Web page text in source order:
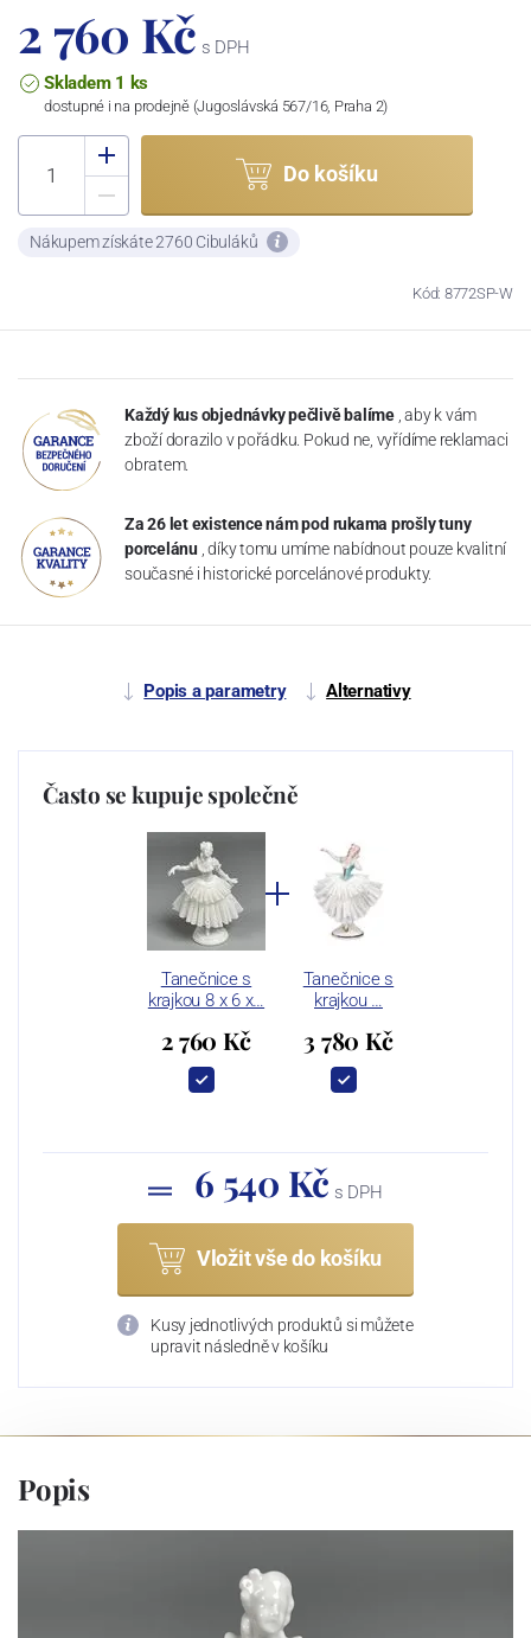
2 760 Kč s DPH
Skladem 1 ks
dostupné i na prodejně (Jugoslávská 567/16, Praha 2)
Do košíku
Nákupem získáte 2760 Cibuláků
Kód: 8772SP-W
Každý kus objednávky pečlivě balíme , aby k vám
zboží dorazilo v pořádku. Pokud ne, vyřídíme reklamaci
obratem.
Za 26 let existence nám pod rukama prošly tuny
porcelánu , díky tomu umíme nabídnout pouze kvalitní
současné i historické porcelánové produkty.
Popis a parametry Alternativy
Často se kupuje společně
Tanečnice s
krajkou 8 x 6 x…
2 760 Kč
Tanečnice s
krajkou …
3 780 Kč
6 540 Kč s DPH
Vložit vše do košíku
Kusy jednotlivých produktů si můžete
upravit následně v košíku
Popis